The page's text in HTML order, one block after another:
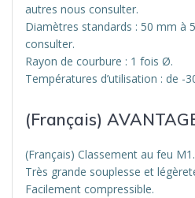
autres nous consulter.
Diamètres standards : 50 mm à
consulter.
Rayon de courbure : 1 fois Ø.
Températures d’utilisation : de -
(Français)
(Français) Classement au feu M1.
Très grande souplesse et
Facilement compressible.